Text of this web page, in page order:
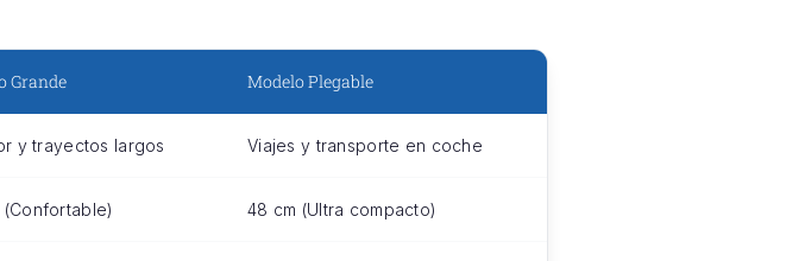
Grande Modelo Plegable
y trayectos largos Viajes y transporte en coche
(Confortable) 48 cm (Ultra compacto)